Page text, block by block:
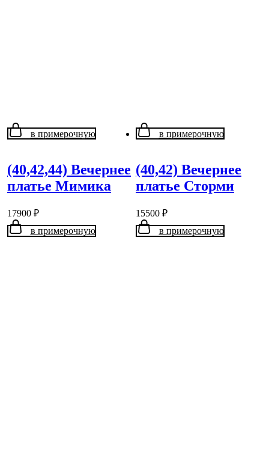
в примерочную
(40,42,44) Вечернее
платье Мимика
17900 ₽
в примерочную
в примерочную
(40,42) Вечернее
платье Сторми
15500 ₽
в примерочную